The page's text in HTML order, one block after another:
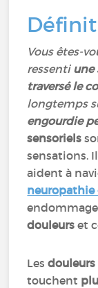
Vous êtes-
ressenti une
traversé le
longtemps
engourdie
sensoriels
sensations.
aident à
neuropathie
douleurs et
Les
touchent